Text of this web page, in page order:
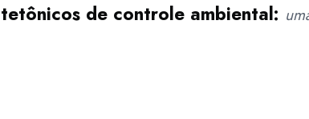
de controle ambiental: